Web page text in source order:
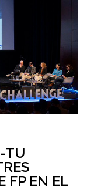
TU
FP EN EL